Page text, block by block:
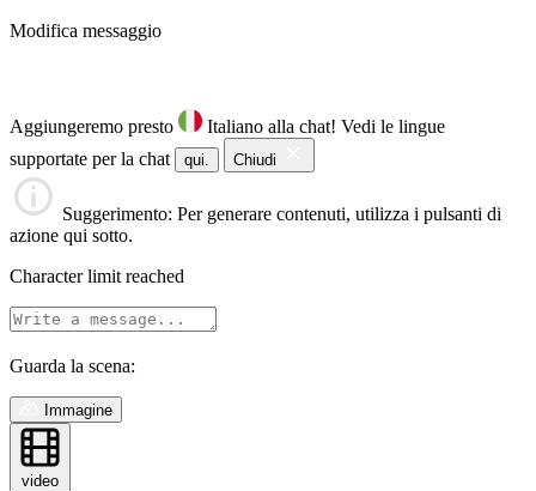
Modifica messaggio
Aggiungeremo presto Italiano alla chat! Vedi le lingue
supportate per la chat
qui. Chiudi
Suggerimento: Per generare contenuti, utilizza i pulsanti di
azione qui sotto.
Character limit reached
Guarda la scena:
Immagine
video